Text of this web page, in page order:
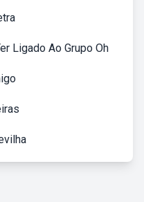
Ligado Ao Grupo Oh